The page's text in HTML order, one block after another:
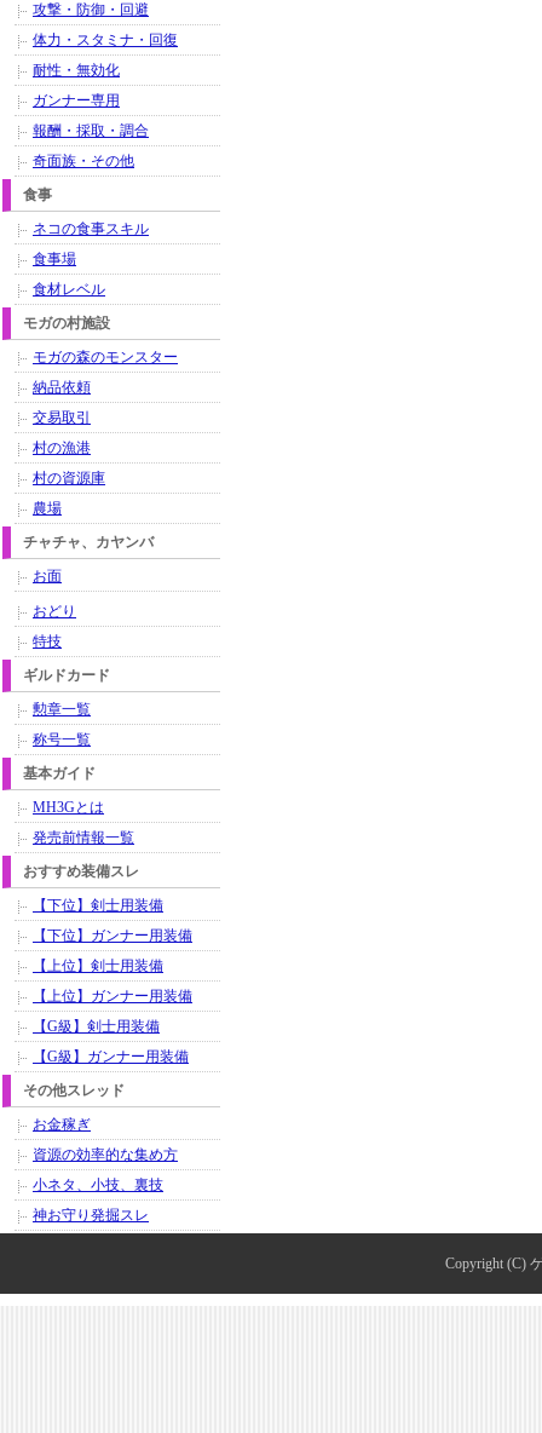
攻撃・防御・回避
体力・スタミナ・回復
耐性・無効化
ガンナー専用
報酬・採取・調合
奇面族・その他
食事
ネコの食事スキル
食事場
食材レベル
モガの村施設
モガの森のモンスター
納品依頼
交易取引
村の漁港
村の資源庫
農場
チャチャ、カヤンバ
お面
おどり
特技
ギルドカード
勲章一覧
称号一覧
基本ガイド
MH3Gとは
発売前情報一覧
おすすめ装備スレ
【下位】剣士用装備
【下位】ガンナー用装備
【上位】剣士用装備
【上位】ガンナー用装備
【G級】剣士用装備
【G級】ガンナー用装備
その他スレッド
お金稼ぎ
資源の効率的な集め方
小ネタ、小技、裏技
神お守り発掘スレ
Copyright (C)